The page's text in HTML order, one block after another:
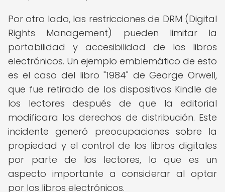
Por otro lado, las restricciones de DRM (Digital
Rights Management) pueden limitar la
portabilidad y accesibilidad de los libros
electrónicos. Un ejemplo emblemático de esto
es el caso del libro "1984" de George Orwell,
que fue retirado de los dispositivos Kindle de
los lectores después de que la editorial
modificara los derechos de distribución. Este
incidente generó preocupaciones sobre la
propiedad y el control de los libros digitales
por parte de los lectores, lo que es un
aspecto importante a considerar al optar
por los libros electrónicos.